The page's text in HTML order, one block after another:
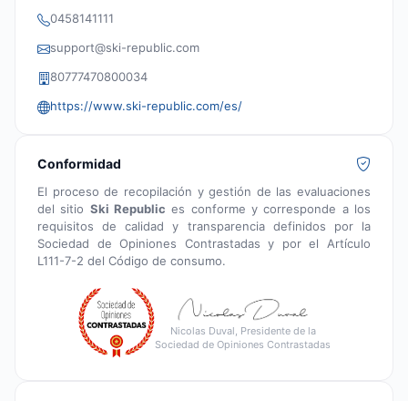
0458141111
support@ski-republic.com
80777470800034
https://www.ski-republic.com/es/
Conformidad
El proceso de recopilación y gestión de las evaluaciones
del sitio Ski Republic es conforme y corresponde a los
requisitos de calidad y transparencia definidos por la
Sociedad de Opiniones Contrastadas y por el Artículo
L111-7-2 del Código de consumo.
Nicolas Duval, Presidente de la
Sociedad de Opiniones Contrastadas